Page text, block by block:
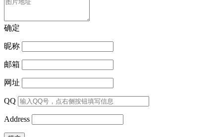
确定
昵称
邮箱
网址
QQ
Address